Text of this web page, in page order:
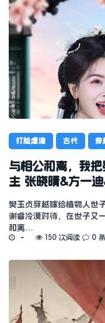
打脸虐渣 古代 穿
与相公和离，我把
主 张晓晴&方一
樊玉贞穿越嫁给植物人世
谢睿冷漠对待，在世子又
和离…
150 次阅读 0